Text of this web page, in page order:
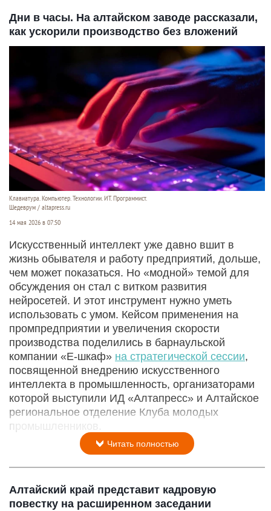
Дни в часы. На алтайском заводе рассказали,
как ускорили производство без вложений
Клавиатура. Компьютер. Технологии. ИТ. Программист.
Шедеврум / altapress.ru
14 мая 2026 в 07:50
Искусственный интеллект уже давно вшит в
жизнь обывателя и работу предприятий, дольше,
чем может показаться. Но «модной» темой для
обсуждения он стал с витком развития
нейросетей. И этот инструмент нужно уметь
использовать с умом. Кейсом применения на
промпредприятии и увеличения скорости
производства поделились в барнаульской
компании «Е-шкаф» на стратегической сессии,
посвященной внедрению искусственного
интеллекта в промышленность, организаторами
которой выступили ИД «Алтапресс» и Алтайское
региональное отделение Клуба молодых
промышленников.
Читать полностью
Алтайский край представит кадровую
повестку на расширенном заседании